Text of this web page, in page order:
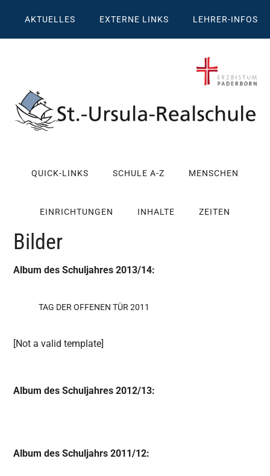
springen
secondary
Seitenspalte
springen
Fußzeile
springen
AKTUELLES EXTERNE LINKS LEHRER-INFOS
Ursula
Realschule
Attendorn
Persönlichkeit,
QUICK-LINKS SCHULE A-Z MENSCHEN
EINRICHTUNGEN INHALTE ZEITEN
Bilder
Album des Schuljahres 2013/14:
TAG DER OFFENEN TÜR 2011
[Not a valid template]
Album des Schuljahres 2012/13:
Album des Schuljahrs 2011/12: